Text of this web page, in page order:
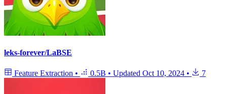
leks-forever/LaBSE
Feature Extraction • 0.5B • Updated Oct 10, 2024 • 7